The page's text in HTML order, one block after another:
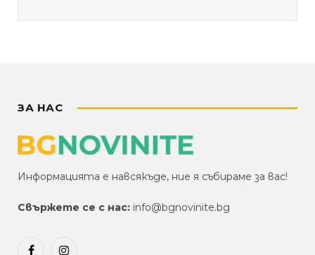
ЗА НАС
Информацията е навсякъде, ние я събираме за вас!
Свържете се с нас: info@bgnovinite.bg